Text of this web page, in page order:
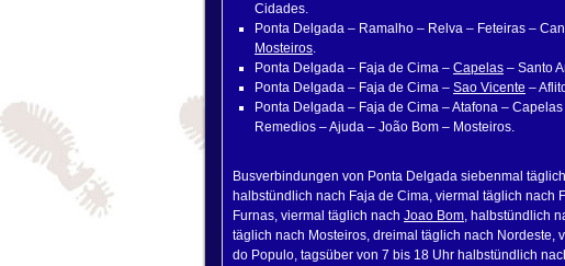
Cidades.
Ponta Delgada – Ramalho – Relva – Feteiras –
Mosteiros.
Ponta Delgada – Faja de Cima – Capelas – Santo
Ponta Delgada – Faja de Cima – Sao Vicente –
Ponta Delgada – Faja de Cima – Atafona –
Remedios – Ajuda – João Bom – Mosteiros.
Busverbindungen von Ponta Delgada siebenmal
halbstündlich nach Faja de Cima, viermal täglich nach
Furnas, viermal täglich nach Joao Bom, halbstündlich
täglich nach Mosteiros, dreimal täglich nach
do Populo, tagsüber von 7 bis 18 Uhr halbstündlich